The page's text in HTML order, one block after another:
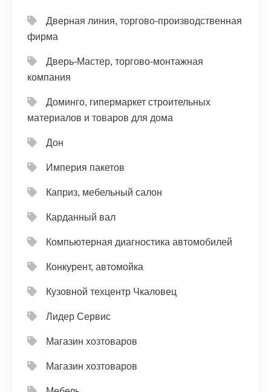
Дверная линия, торгово-производственная
фирма
Дверь-Мастер, торгово-монтажная
компания
Доминго, гипермаркет строительных
материалов и товаров для дома
Дон
Империя пакетов
Каприз, мебельный салон
Карданный вал
Компьютерная диагностика автомобилей
Конкурент, автомойка
Кузовной техцентр Чкаловец
Лидер Сервис
Магазин хозтоваров
Магазин хозтоваров